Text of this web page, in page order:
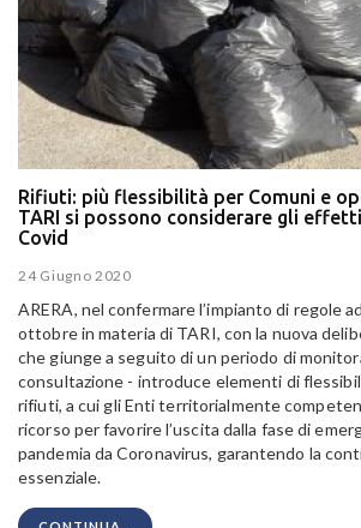
Rifiuti: più flessibilità per Comuni e
TARI si possono considerare gli
Covid
24 Giugno 2020
ARERA, nel confermare l’impianto di regole
ottobre in materia di TARI, con la nuova
che giunge a seguito di un periodo di
consultazione - introduce elementi di
rifiuti, a cui gli Enti territorialmente
ricorso per favorire l’uscita dalla fase di
pandemia da Coronavirus, garantendo la
essenziale.